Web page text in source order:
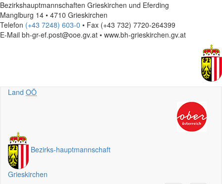
Bezirkshauptmannschaften Grieskirchen und Eferding
Manglburg 14 • 4710 Grieskirchen
Telefon (+43 7248) 603-0 • Fax (+43 732) 7720-264399
E-Mail bh-gr-ef.post@ooe.gv.at • www.bh-grieskirchen.gv.at
Land OÖ
Bezirks-hauptmannschaft
Grieskirchen